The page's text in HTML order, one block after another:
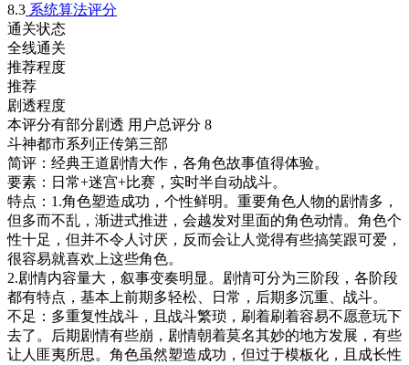
8.3 系统算法评分
通关状态
全线通关
推荐程度
推荐
剧透程度
本评分有部分剧透 用户总评分 8
斗神都市系列正传第三部
简评：经典王道剧情大作，各角色故事值得体验。
要素：日常+迷宫+比赛，实时半自动战斗。
特点：1.角色塑造成功，个性鲜明。重要角色人物的剧情多，
但多而不乱，渐进式推进，会越发对里面的角色动情。角色个
性十足，但并不令人讨厌，反而会让人觉得有些搞笑跟可爱，
很容易就喜欢上这些角色。
2.剧情内容量大，叙事变奏明显。剧情可分为三阶段，各阶段
都有特点，基本上前期多轻松、日常，后期多沉重、战斗。
不足：多重复性战斗，且战斗繁琐，刷着刷着容易不愿意玩下
去了。后期剧情有些崩，剧情朝着莫名其妙的地方发展，有些
让人匪夷所思。角色虽然塑造成功，但过于模板化，且成长性